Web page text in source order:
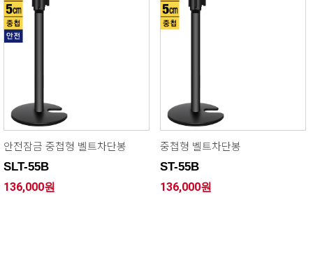
안전잠금 중첩형 벨트차단봉
SLT-55B
136,000원
중첩형 벨트차단봉
ST-55B
136,000원